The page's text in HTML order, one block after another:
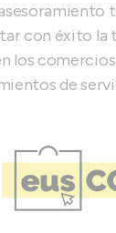
con éxito la
los
de